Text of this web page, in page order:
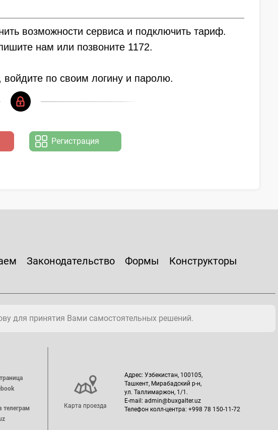
возможности сервиса и подключить тариф.
нам или позвоните 1172.
войдите по своим логину и паролю.
Регистрация
Законодательство Формы
Конструкторы
для принятия Вами самостоятельных решений.
телеграм
Карта проезда
Адрес: Узбекистан, 100105,
Ташкент, Мирабадский р-н,
ул. Таллимаржон, 1/1.
E-mail: admin@buxgalter.uz
Телефон колл-центра: +998 78 150-11-72